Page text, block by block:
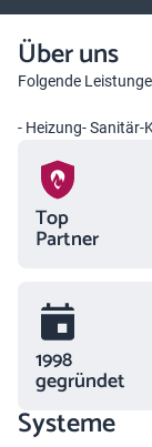
Über uns
Folgende
- Heizung- Sanitär-
Top
Partner
1998
gegründet
Systeme